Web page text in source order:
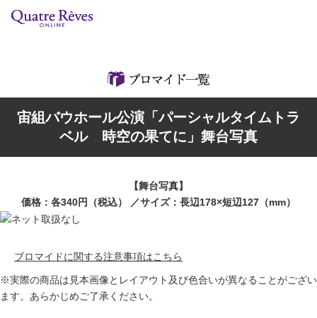
宙組バウホール公演「パーシャルタイムトラ
ベル 時空の果てに」舞台写真
【舞台写真】
価格：各340円（税込） ／サイズ：長辺178×短辺127（mm）
ブロマイドに関する注意事項はこちら
※実際の商品は見本画像とレイアウト及び色合いが異なることがござい
ます。あらかじめご了承ください。
組コレクション
ブック
カスタマイズCD